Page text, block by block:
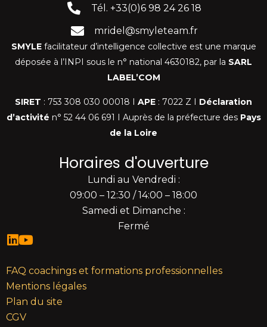
Tél. +33(0)6 98 24 26 18
mridel@smyleteam.fr
SMYLEfacilitateur d’intelligence collective est une marque
déposée à l’INPI sous le n° national 4630182, par la SARL
LABEL’COM
SIRET : 753 308 030 00018 I APE : 7022 Z I Déclaration
d’activité n° 52 44 06 691 I Auprès de la préfecture des Pays
de la Loire
Horaires d'ouverture
Lundi au Vendredi :
09:00 – 12:30 / 14:00 – 18:00
Samedi et Dimanche :
Fermé
FAQ coachings et formations professionnelles
Mentions légales
Plan du site
CGV